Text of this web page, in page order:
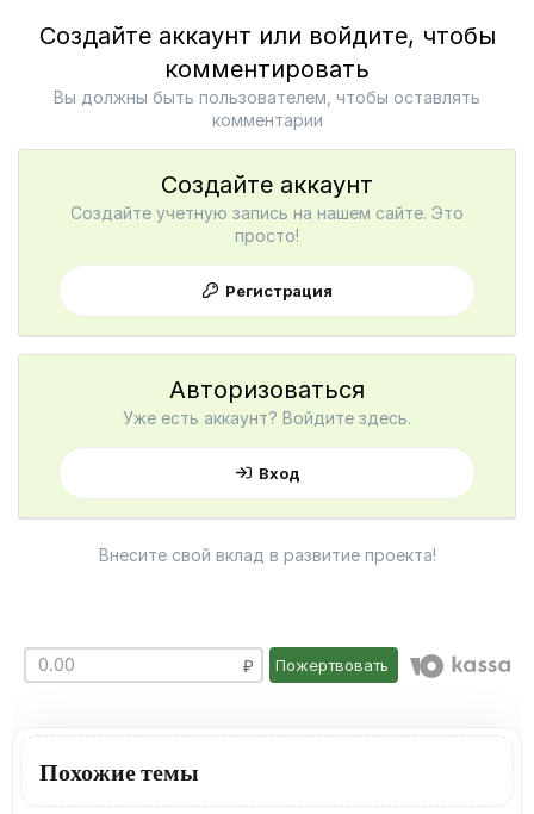
Создайте аккаунт или войдите, чтобы
комментировать
Вы должны быть пользователем, чтобы оставлять
комментарии
Создайте аккаунт
Создайте учетную запись на нашем сайте. Это
просто!
Регистрация
Авторизоваться
Уже есть аккаунт? Войдите здесь.
Вход
Внесите свой вклад в развитие проекта!
Пожертвовать
Похожие темы